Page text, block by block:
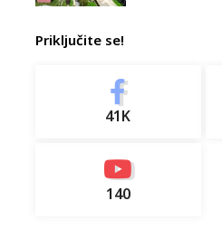
Priključite se!
41K
140